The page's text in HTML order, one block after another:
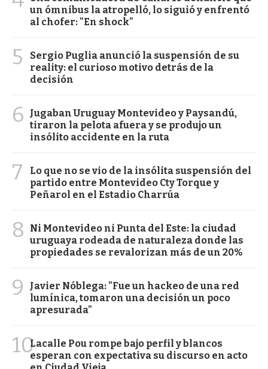
un ómnibus la atropelló, lo siguió y enfrentó
al chofer: "En shock"
5
Sergio Puglia anunció la suspensión de su
reality: el curioso motivo detrás de la
decisión
6
Jugaban Uruguay Montevideo y Paysandú,
tiraron la pelota afuera y se produjo un
insólito accidente en la ruta
7
Lo que no se vio de la insólita suspensión del
partido entre Montevideo Cty Torque y
Peñarol en el Estadio Charrúa
8
Ni Montevideo ni Punta del Este: la ciudad
uruguaya rodeada de naturaleza donde las
propiedades se revalorizan más de un 20%
9
Javier Nóblega: "Fue un hackeo de una red
lumínica, tomaron una decisión un poco
apresurada"
10Lacalle Pou rompe bajo perfil y blancos
esperan con expectativa su discurso en acto